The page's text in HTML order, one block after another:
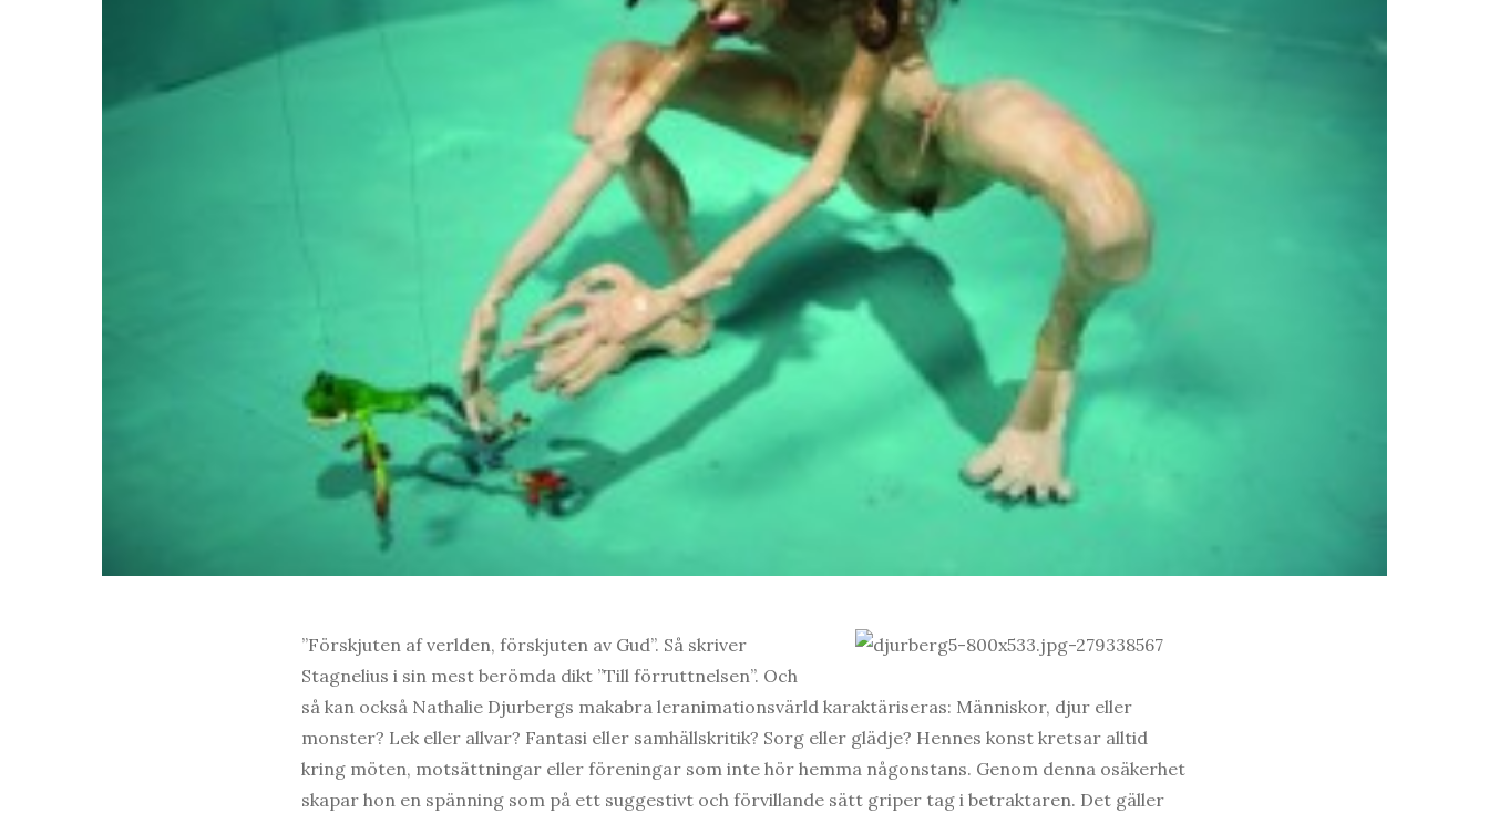
”Förskjuten af verlden, förskjuten av Gud”. Så skriver
Stagnelius i sin mest berömda dikt ”Till förruttnelsen”. Och
så kan också Nathalie Djurbergs makabra leranimationsvärld karaktäriseras: Människor, djur eller
monster? Lek eller allvar? Fantasi eller samhällskritik? Sorg eller glädje? Hennes konst kretsar alltid
kring möten, motsättningar eller föreningar som inte hör hemma någonstans. Genom denna osäkerhet
skapar hon en spänning som på ett suggestivt och förvillande sätt griper tag i betraktaren. Det gäller